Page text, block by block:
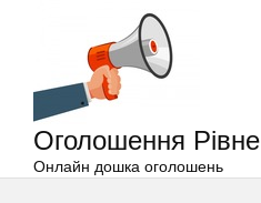
Оголошення Рівне
Онлайн дошка оголошень